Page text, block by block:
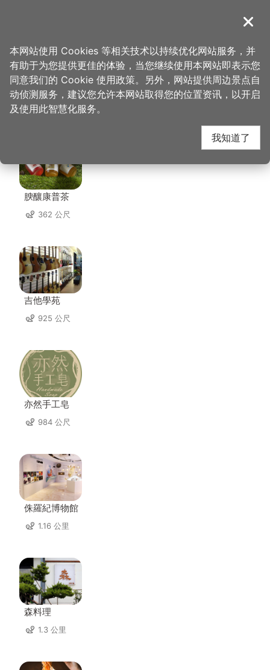
導覽
首页 > 想去的地方 > 美食、购物 > 旺莱狮
旺莱狮 周边店家
腴釀康普茶
362 公尺
吉他學苑
925 公尺
亦然手工皂
984 公尺
侏羅紀博物館
1.16 公里
森料理
1.3 公里
关闭
本网站使用 Cookies 等相关技术以持续优化网站服务，并
有助于为您提供更佳的体验，当您继续使用本网站即表示您
同意我们的 Cookie 使用政策。另外，网站提供周边景点自
动侦测服务，建议您允许本网站取得您的位置资讯，以开启
及使用此智慧化服务。
我知道了